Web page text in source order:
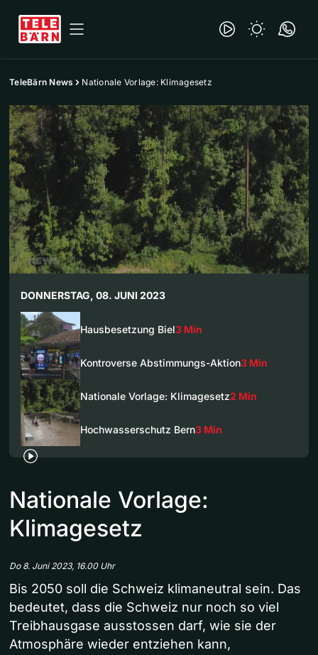
TeleBärn News Nationale Vorlage: Klimagesetz
DONNERSTAG, 08. JUNI 2023
Hausbesetzung Biel3 Min
Kontroverse Abstimmungs-Aktion3 Min
Nationale Vorlage: Klimagesetz2 Min
Hochwasserschutz Bern3 Min
Nationale Vorlage:
Klimagesetz
Do 8. Juni 2023, 16.00 Uhr
Bis 2050 soll die Schweiz klimaneutral sein. Das
bedeutet, dass die Schweiz nur noch so viel
Treibhausgase ausstossen darf, wie sie der
Atmosphäre wieder entziehen kann,